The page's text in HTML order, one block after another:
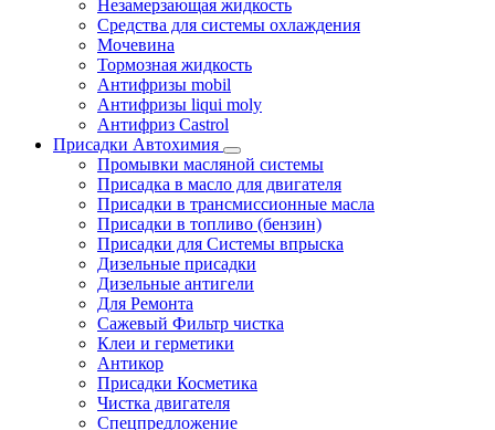
Незамерзающая жидкость
Средства для системы охлаждения
Мочевина
Тормозная жидкость
Антифризы mobil
Антифризы liqui moly
Антифриз Castrol
Присадки Автохимия
Промывки масляной системы
Присадка в масло для двигателя
Присадки в трансмиссионные масла
Присадки в топливо (бензин)
Присадки для Системы впрыска
Дизельные присадки
Дизельные антигели
Для Ремонта
Сажевый Фильтр чистка
Клеи и герметики
Антикор
Присадки Косметика
Чистка двигателя
Спецпредложение